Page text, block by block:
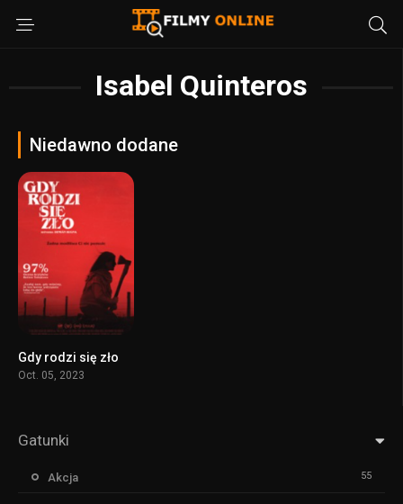
Isabel Quinteros
Niedawno dodane
Gdy rodzi się zło
Oct. 05, 2023
Gatunki
Akcja 55